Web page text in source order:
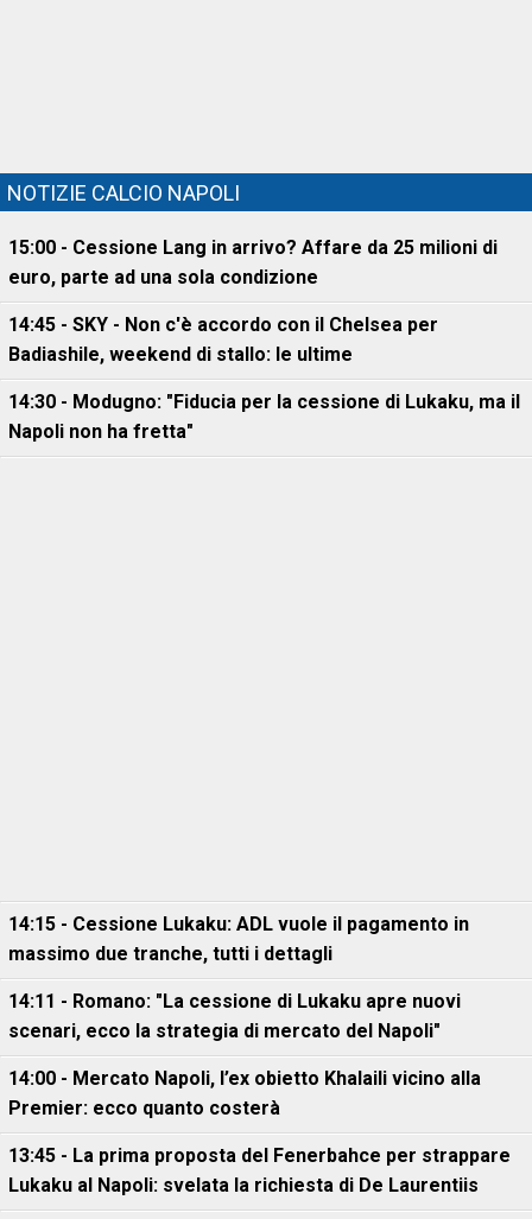
NOTIZIE CALCIO NAPOLI
15:00 - Cessione Lang in arrivo? Affare da 25 milioni di
euro, parte ad una sola condizione
14:45 - SKY - Non c'è accordo con il Chelsea per
Badiashile, weekend di stallo: le ultime
14:30 - Modugno: "Fiducia per la cessione di Lukaku, ma il
Napoli non ha fretta"
14:15 - Cessione Lukaku: ADL vuole il pagamento in
massimo due tranche, tutti i dettagli
14:11 - Romano: "La cessione di Lukaku apre nuovi
scenari, ecco la strategia di mercato del Napoli"
14:00 - Mercato Napoli, l’ex obietto Khalaili vicino alla
Premier: ecco quanto costerà
13:45 - La prima proposta del Fenerbahce per strappare
Lukaku al Napoli: svelata la richiesta di De Laurentiis